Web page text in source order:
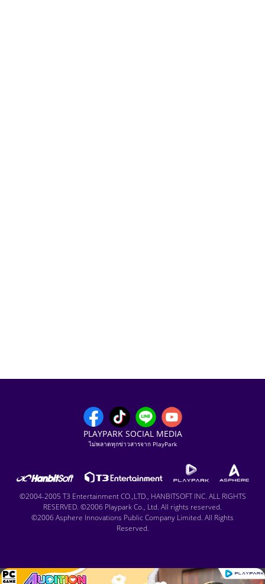
PLAYPARK SOCIAL MEDIA
ไม่พลาดทุกข่าวสารจาก PlayPark
©2004-2005 T3 Entertainment CO.,LTD., HANBITSOFT INC. ALL RIGHTS
RESERVED. ©2006 Playpark Co., Ltd. All rights reserved.
©2006 Asphere Innovations Public Company Limited. All Rights
Reserved.